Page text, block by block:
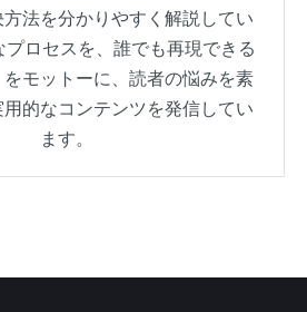
法を分かりやすく解説してい
プロセスを、誰でも再現できる
モットーに、読者の悩みを素
的なコンテンツを発信してい
ます。